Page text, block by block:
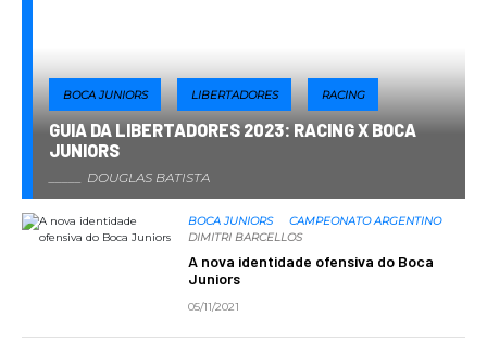
BOCA JUNIORS LIBERTADORES RACING
GUIA DA LIBERTADORES 2023: RACING X BOCA
JUNIORS
DOUGLAS BATISTA
BOCA JUNIORS
CAMPEONATO ARGENTINO
DIMITRI BARCELLOS
A nova identidade ofensiva do Boca
Juniors
05/11/2021